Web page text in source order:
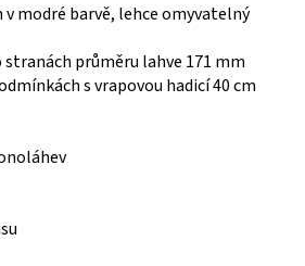
modré barvě, lehce omyvatelný
průměru lahve 171 mm
s vrapovou hadicí 40 cm